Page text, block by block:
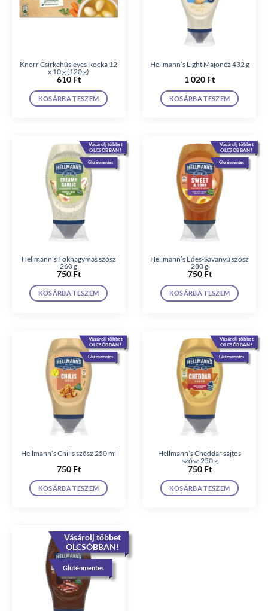
Knorr Csirkehúsleves-kocka 12
x 10 g (120 g)
610 Ft
KOSÁRBA TESZEM
Hellmann’s Light Majonéz 432 g
1 020 Ft
KOSÁRBA TESZEM
Vásárolj többet
OLCSÓBBAN!
Gluténmentes
Hellmann’s Fokhagymás szósz
260 g
750 Ft
KOSÁRBA TESZEM
Vásárolj többet
OLCSÓBBAN!
Gluténmentes
Hellmann’s Édes-Savanyú szósz
280 g
750 Ft
KOSÁRBA TESZEM
Vásárolj többet
OLCSÓBBAN!
Gluténmentes
Hellmann’s Chilis szósz 250 ml
750 Ft
KOSÁRBA TESZEM
Vásárolj többet
OLCSÓBBAN!
Gluténmentes
Hellmann’s Cheddar sajtos
szósz 250 g
750 Ft
KOSÁRBA TESZEM
Vásárolj többet
OLCSÓBBAN!
Gluténmentes